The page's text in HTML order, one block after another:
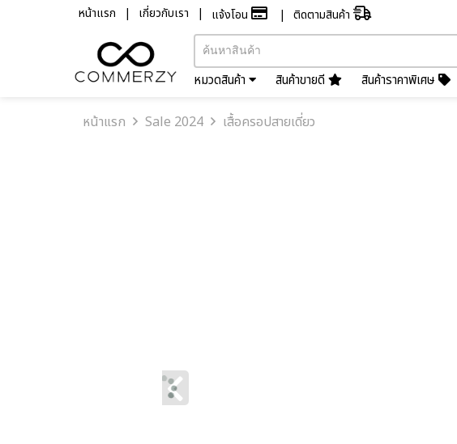
หน้าแรก เกี่ยวกับเรา แจ้งโอน ติดตามสินค้า
หมวดสินค้า สินค้าขายดี สินค้าราคาพิเศษ
หน้าแรก Sale 2024 เสื้อครอปสายเดี่ยว